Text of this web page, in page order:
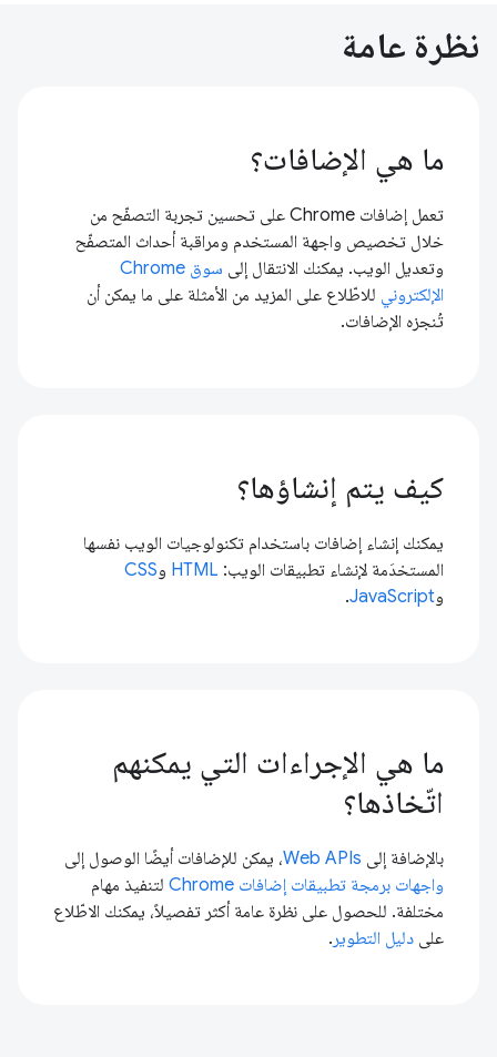
نظرة عامة
ما هي الإضافات؟
تعمل إضافات Chrome على تحسين تجربة التصفّح من
خلال تخصيص واجهة المستخدم ومراقبة أحداث المتصفّح
وتعديل الويب. يمكنك الانتقال إلى
سوق Chrome
الإلكتروني للاطّلاع على المزيد من الأمثلة على ما يمكن أن
تُنجزه الإضافات.
كيف يتم إنشاؤها؟
يمكنك إنشاء إضافات باستخدام تكنولوجيات الويب نفسها
المستخدَمة لإنشاء تطبيقات الويب: HTML وCSS
وJavaScript
.
ما هي الإجراءات التي يمكنهم
اتّخاذها؟
بالإضافة إلى Web APIs، يمكن للإضافات أيضًا الوصول إلى
واجهات برمجة تطبيقات إضافات Chrome
لتنفيذ مهام
مختلفة. للحصول على نظرة عامة أكثر تفصيلاً، يمكنك الاطّلاع
على دليل التطوير .